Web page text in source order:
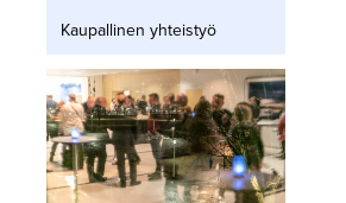
Kaupallinen yhteistyö